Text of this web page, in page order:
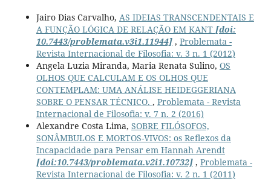
Jairo Dias Carvalho, AS IDEIAS TRANSCENDENTAIS E
A FUNÇÃO LÓGICA DE RELAÇÃO EM KANT [doi:
10.7443/problemata.v3i1.11944], Problemata -
Revista Internacional de Filosofia: v. 3 n. 1 (2012)
Angela Luzia Miranda, Maria Renata Sulino, OS
OLHOS QUE CALCULAM E OS OLHOS QUE
CONTEMPLAM: UMA ANÁLISE HEIDEGGERIANA
SOBRE O PENSAR TÉCNICO. , Problemata - Revista
Internacional de Filosofia: v. 7 n. 2 (2016)
Alexandre Costa Lima, SOBRE FILÓSOFOS,
SONÂMBULOS E MORTOS-VIVOS: os Reflexos da
Incapacidade para Pensar em Hannah Arendt
[doi:10.7443/problemata.v2i1.10732], Problemata -
Revista Internacional de Filosofia: v. 2 n. 1 (2011)